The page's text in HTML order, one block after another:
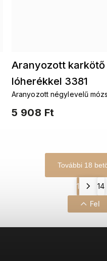
Aranyozott
lóherékkel 3381
5 908 Ft
Aranyozott négylevelű
További 18
1 14
Fel